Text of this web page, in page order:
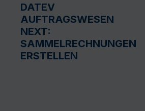
DATEV
AUFTRAGSWESEN
NEXT:
SAMMELRECHNUNGEN
ERSTELLEN